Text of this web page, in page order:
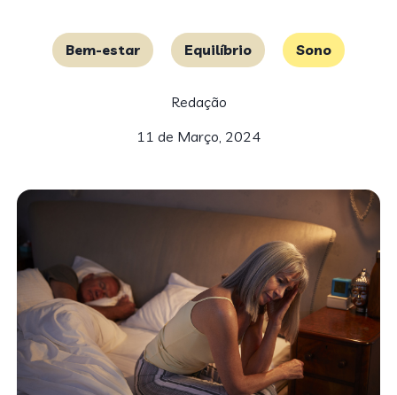
Bem-estar Equilíbrio Sono
Redação
11 de Março, 2024